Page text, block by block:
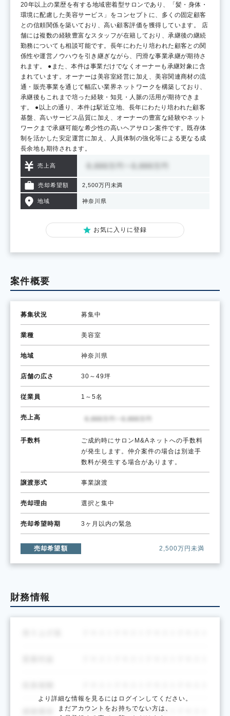
20年以上の業歴を有する地域密着型サロンであり、「髪・身体・
環境に配慮した美容サービス」をコンセプトに、多くの固定顧客
との信頼関係を築いており、高い顧客評価を獲得しています。 店
舗には複数の経験豊富なスタッフが在籍しており、承継後の継続
勤務についても相談可能です。長年にわたり培われた顧客との関
係性や運営ノウハウを引き継ぎながら、円滑な事業承継が期待さ
れます。 ●また、本件は事業だけでなくオーナーも承継対象に含
まれています。オーナーは美容室経営に加え、美容関連商材の流
通・販売事業を通じて幅広い業界ネットワークを構築しており、
承継後もこれまで培った経験・知見・人脈の活用が期待できま
す。 ●以上の通り、本件は駅近立地、長年にわたり培われた顧客
基盤、高いサービス品質に加え、オーナーの豊富な経験やネット
ワークまで承継可能な希少性の高いヘアサロン案件です。既存体
制を活かした安定運営に加え、人員体制の強化等による更なる成
長余地も期待されます。
売上高
売却希望額 2,500万円未満
地域 神奈川県
お気に入りに登録
案件概要
募集状況 募集中
業種 美容室
地域 神奈川県
店舗の広さ 30～49坪
従業員 1～5名
売上高
手数料
ご成約時にサロンM&Aネットへの手数料
が発生します。仲介案件の場合は別途手
数料が発生する場合があります。
譲渡形式 事業譲渡
売却理由 選択と集中
売却希望時期 3ヶ月以内の緊急
売却希望額 2,500万円未満
財務情報
より詳細な情報を見るにはログインしてください。
まだアカウントをお持ちでない方は、